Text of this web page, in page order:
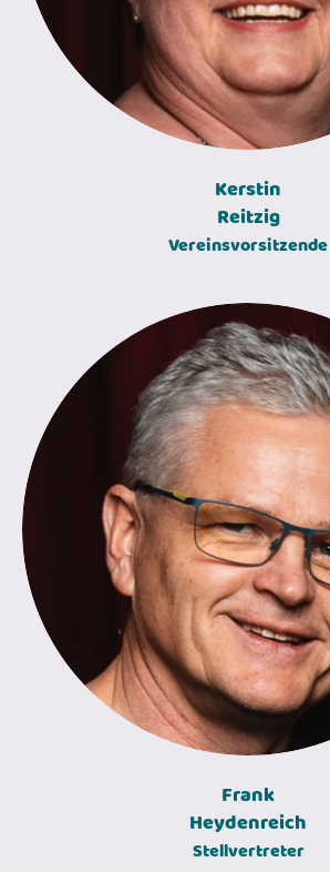
Kerstin
Reitzig
Vereinsvorsitzende
Frank
Heydenreich
Stellvertreter